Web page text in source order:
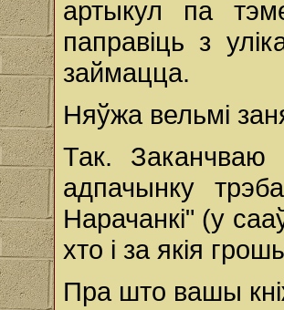
артыкул па
паправіць з
займацца.
Няўжа вельмі
Так.
адпачынку
Нарачанкі" (у
хто і за якія
Пра што вашы